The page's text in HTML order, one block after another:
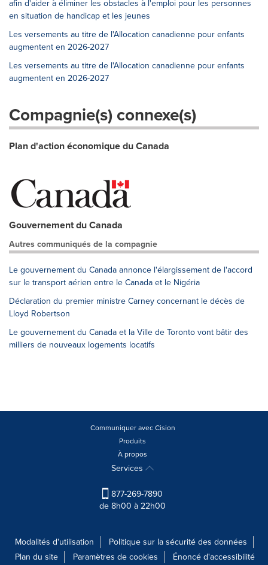
afin d'aider à éliminer les obstacles à l'emploi pour les personnes
en situation de handicap et les jeunes
Les versements au titre de l'Allocation canadienne pour enfants
augmentent en 2026-2027
Les versements au titre de l'Allocation canadienne pour enfants
augmentent en 2026-2027
Compagnie(s) connexe(s)
Plan d'action économique du Canada
Gouvernement du Canada
Autres communiqués de la compagnie
Le gouvernement du Canada annonce l'élargissement de l'accord
sur le transport aérien entre le Canada et le Nigéria
Déclaration du premier ministre Carney concernant le décès de
Lloyd Robertson
Le gouvernement du Canada et la Ville de Toronto vont bâtir des
milliers de nouveaux logements locatifs
Communiquer avec Cision
Produits
À propos
Services
877-269-7890
de 8h00 à 22h00
Modalités d'utilisation
Politique sur la sécurité des données
Plan du site
Paramètres de cookies Énoncé d'accessibilité